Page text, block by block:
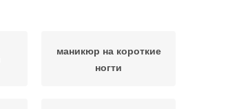
маникюр на короткие
ногти